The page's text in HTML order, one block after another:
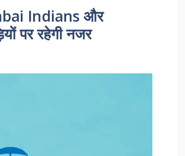
Indians और
पर रहेगी नजर